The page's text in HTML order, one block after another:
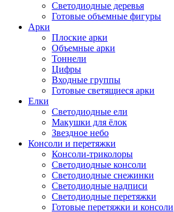
Светодиодные деревья
Готовые объемные фигуры
Арки
Плоские арки
Объемные арки
Тоннели
Цифры
Входные группы
Готовые светящиеся арки
Елки
Светодиодные ели
Макушки для ёлок
Звездное небо
Консоли и перетяжки
Консоли-триколоры
Светодиодные консоли
Светодиодные снежинки
Светодиодные надписи
Светодиодные перетяжки
Готовые перетяжки и консоли